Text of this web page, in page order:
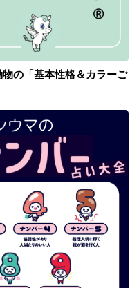
の「基本性格＆カラーご